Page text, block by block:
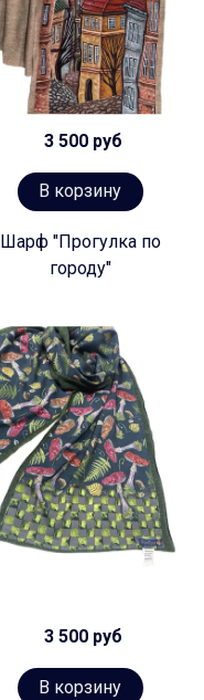
3 500 руб
В корзину
Шарф "Прогулка по
городу"
3 500 руб
В корзину